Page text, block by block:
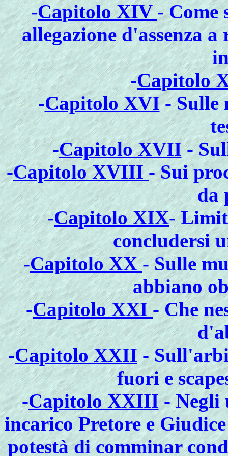
-Capitolo XIV- Come
allegazione d'assenza
-Capitolo
-Capitolo XVI- Sulle
-Capitolo XVII-
-Capitolo XVIII- Sui
da
-Capitolo XIX-
concludersi
-Capitolo XX- Sulle
abbiano
-Capitolo XXI- Che
-Capitolo XXII-
fuori e
-Capitolo XXIII- Negli
incarico Pretore e
potestà di comminar